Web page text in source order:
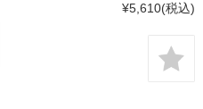
¥5,610(税込)